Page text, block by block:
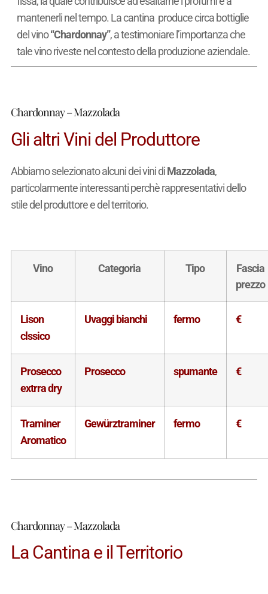
mantenerli nel tempo. La cantina produce circabottiglie
del vino“Chardonnay”, a testimoniare l’importanza che
tale vino riveste nel contesto della produzione aziendale.
Chardonnay – Mazzolada
Gli altri Vini del Produttore
Abbiamo selezionato alcuni dei vini diMazzolada,
particolarmente interessanti perchè rappresentativi dello
stile del produttore e del territorio.
Vino Categoria Tipo
Fascia
prezzo
Lison
clssico
Uvaggi bianchi fermo €
Prosecco
extrra dry
Prosecco spumante €
Traminer
Aromatico
Gewürztraminer fermo €
Chardonnay – Mazzolada
La Cantina e il Territorio